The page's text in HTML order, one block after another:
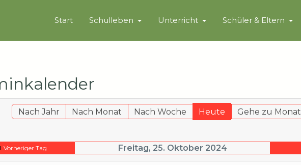
Start Schulleben Unterricht Schüler & Eltern
Nach Jahr Nach Monat Nach Woche Heute Gehe zu Monat
Vorheriger Tag Freitag, 25. Oktober 2024